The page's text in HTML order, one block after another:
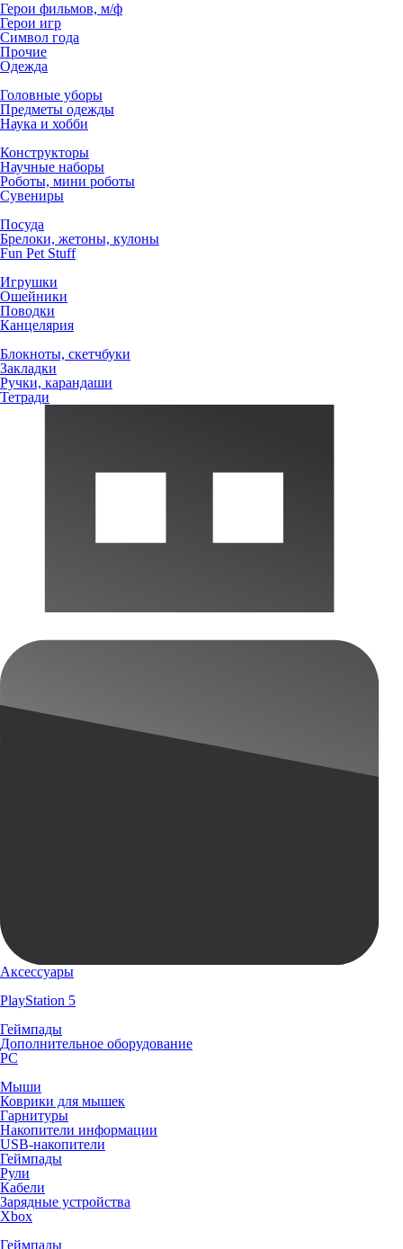
Герои фильмов, м/ф
Герои игр
Символ года
Прочие
Одежда
Головные уборы
Предметы одежды
Наука и хобби
Конструкторы
Научные наборы
Роботы, мини роботы
Сувениры
Посуда
Брелоки, жетоны, кулоны
Fun Pet Stuff
Игрушки
Ошейники
Поводки
Канцелярия
Блокноты, скетчбуки
Закладки
Ручки, карандаши
Тетради
Аксессуары
PlayStation 5
Геймпады
Дополнительное оборудование
PC
Мыши
Коврики для мышек
Гарнитуры
Накопители информации
USB-накопители
Геймпады
Рули
Кабели
Зарядные устройства
Xbox
Геймпады